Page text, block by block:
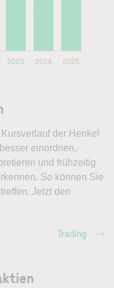
der Henkel
einordnen,
und frühzeitig
So können Sie
Jetzt den
Trading